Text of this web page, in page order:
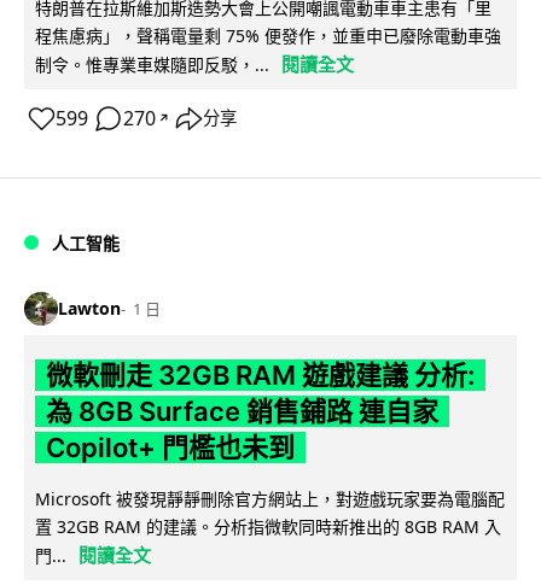
特朗普在拉斯維加斯造勢大會上公開嘲諷電動車車主患有「里
程焦慮病」，聲稱電量剩 75% 便發作，並重申已廢除電動車強
制令。惟專業車媒隨即反駁，...
閱讀全文
599 270 ↗ 分享
人工智能
Lawton 1 日
微軟刪走 32GB RAM 遊戲建議 分析:
為 8GB Surface 銷售鋪路 連自家
Copilot+ 門檻也未到
Microsoft 被發現靜靜刪除官方網站上，對遊戲玩家要為電腦配
置 32GB RAM 的建議。分析指微軟同時新推出的 8GB RAM 入
門...
閱讀全文